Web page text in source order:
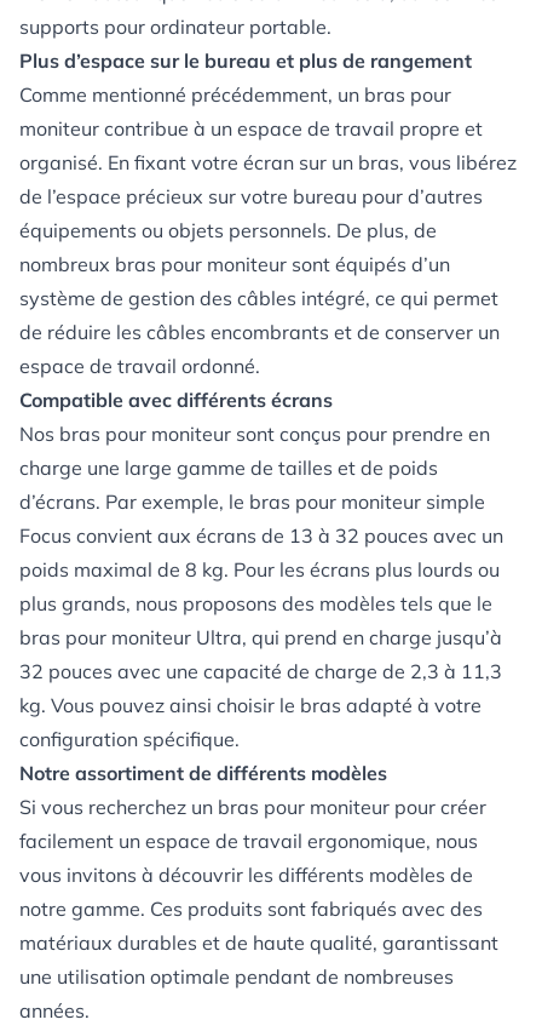
supports pour ordinateur portable.
Plus d’espace sur le bureau et plus de rangement
Comme mentionné précédemment, un bras pour
moniteur contribue à un espace de travail propre et
organisé. En fixant votre écran sur un bras, vous libérez
de l’espace précieux sur votre bureau pour d’autres
équipements ou objets personnels. De plus, de
nombreux bras pour moniteur sont équipés d’un
système de gestion des câbles intégré, ce qui permet
de réduire les câbles encombrants et de conserver un
espace de travail ordonné.
Compatible avec différents écrans
Nos bras pour moniteur sont conçus pour prendre en
charge une large gamme de tailles et de poids
d’écrans. Par exemple, le bras pour moniteur simple
Focus convient aux écrans de 13 à 32 pouces avec un
poids maximal de 8 kg. Pour les écrans plus lourds ou
plus grands, nous proposons des modèles tels que le
bras pour moniteur Ultra, qui prend en charge jusqu’à
32 pouces avec une capacité de charge de 2,3 à 11,3
kg. Vous pouvez ainsi choisir le bras adapté à votre
configuration spécifique.
Notre assortiment de différents modèles
Si vous recherchez un bras pour moniteur pour créer
facilement un espace de travail ergonomique, nous
vous invitons à découvrir les différents modèles de
notre gamme. Ces produits sont fabriqués avec des
matériaux durables et de haute qualité, garantissant
une utilisation optimale pendant de nombreuses
années.